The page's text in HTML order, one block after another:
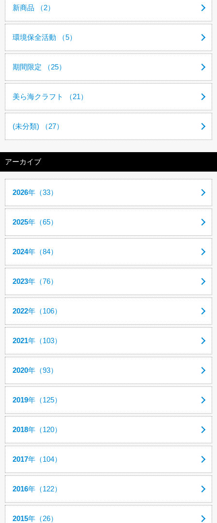
新商品 （2）
環境保全活動 （5）
期間限定 （25）
美ら海クラフト （21）
(未分類) （27）
アーカイブ
2026年（33）
2025年（65）
2024年（84）
2023年（76）
2022年（106）
2021年（103）
2020年（93）
2019年（125）
2018年（120）
2017年（104）
2016年（122）
2015年（26）